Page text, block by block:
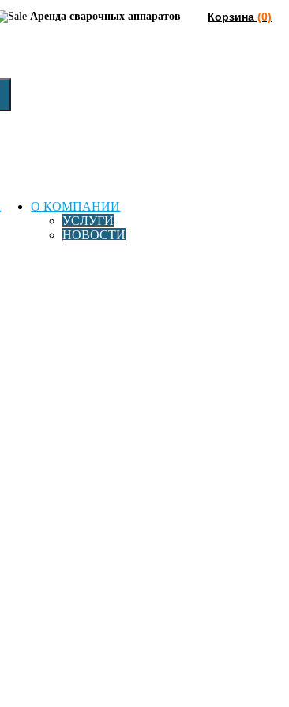
Аренда сварочных аппаратов Корзина (0)
О КОМПАНИИ
УСЛУГИ
НОВОСТИ